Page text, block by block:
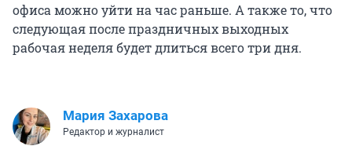
офиса можно уйти на час раньше. А также то, что
следующая после праздничных выходных
рабочая неделя будет длиться всего три дня.
Мария Захарова
Редактор и журналист